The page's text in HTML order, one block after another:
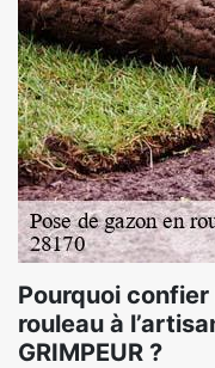
Pourquoi
rouleau à
GRIMPEUR ?